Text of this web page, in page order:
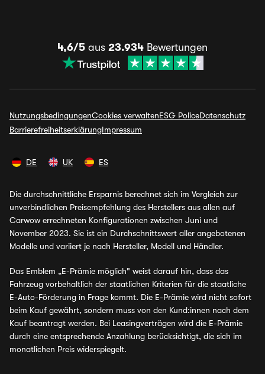
4,6/5 aus 23.934 Bewertungen
NutzungsbedingungenCookies verwaltenESG PoliceDatenschutz
BarrierefreiheitserklärungImpressum
DE UK ES
Die durchschnittliche Ersparnis berechnet sich im Vergleich zur
unverbindlichen Preisempfehlung des Herstellers aus allen auf
Carwow errechneten Konfigurationen zwischen Juni und
November 2023. Sie ist ein Durchschnittswert aller angebotenen
Modelle und variiert je nach Hersteller, Modell und Händler.
Das Emblem „E-Prämie möglich" weist darauf hin, dass das
Fahrzeug vorbehaltlich der staatlichen Kriterien für die staatliche
E-Auto-Förderung in Frage kommt. Die E-Prämie wird nicht sofort
beim Kauf gewährt, sondern muss von den Kund:innen nach dem
Kauf beantragt werden. Bei Leasingverträgen wird die E-Prämie
durch eine entsprechende Anzahlung berücksichtigt, die sich im
monatlichen Preis widerspiegelt.